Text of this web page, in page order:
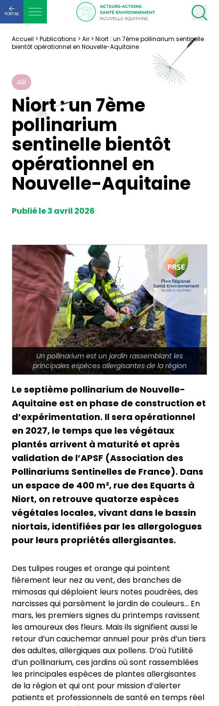
PORTAIL
Accueil > Publications > Air > Niort : un 7ème pollinarium sentinelle
bientôt opérationnel en Nouvelle-Aquitaine
AIR
Niort : un 7ème
pollinarium
sentinelle bientôt
opérationnel en
Nouvelle-Aquitaine
Publié le 3 avril 2026
Un pollinarium est un jardin rassemblant les
principales espèces allergisantes de la région
Le septième pollinarium de Nouvelle-
Aquitaine est en phase de construction et
d’expérimentation. Il sera opérationnel
en 2027, le temps que les végétaux
plantés arrivent à maturité et après
validation de l’APSF (Association des
Pollinariums Sentinelles de France). Dans
un espace de 400 m², rue des Equarts à
Niort, on retrouve quatorze espèces
végétales locales, vivant dans le bassin
niortais, identifiées par les allergologues
pour leurs propriétés allergisantes.
Des tulipes rouges et orange qui pointent
fièrement leur nez au vent, des branches de
mimosas qui déploient leurs notes poudrées, des
narcisses qui parsèment le jardin de couleurs… En
mars, les premiers signes du printemps ravissent
les amoureux des fleurs. Mais ils signifient aussi le
retour d’un cauchemar annuel pour près d’un tiers
des adultes, allergiques aux pollens. D’où l’utilité
d’un pollinarium, ces jardins où sont rassemblées
les principales espèces de plantes allergisantes
de la région et qui ont pour mission d’alerter
patients et professionnels de santé en temps réel